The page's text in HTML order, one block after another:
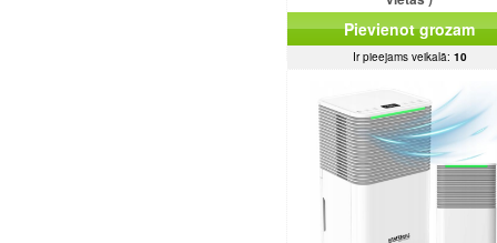
Pievienot grozam
Ir pieejams veikalā: 10